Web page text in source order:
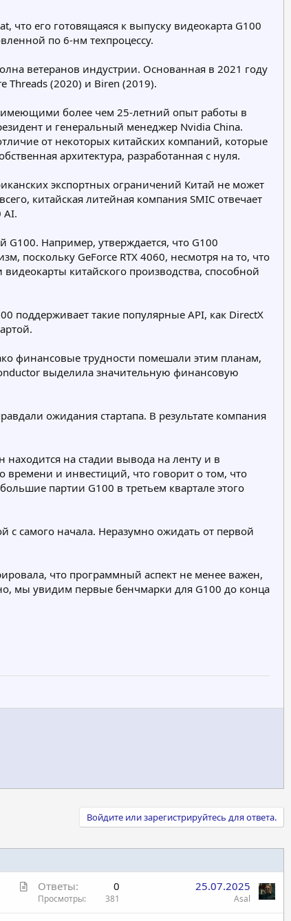
р
что его готовящаяся к выпуску видеокарта G100
по 6-нм техпроцессу.
ветеранов индустрии. Основанная в 2021 году
Threads (2020) и Biren (2019).
имеющими более чем 25-летний опыт работы в
и генеральный менеджер Nvidia China.
от некоторых китайских компаний, которые
архитектура, разработанная с нуля.
экспортных ограничений Китай не может
китайская литейная компания SMIC отвечает
AI.
Например, утверждается, что G100
поскольку GeForce RTX 4060, несмотря на то, что
китайского производства, способной
поддерживает такие популярные API, как DirectX
финансовые трудности помешали этим планам,
выделила значительную финансовую
ожидания стартапа. В результате компания
на стадии вывода на ленту и в
времени и инвестиций, что говорит о том, что
партии G100 в третьем квартале этого
с самого начала. Неразумно ожидать от первой
что программный аспект не менее важен,
мы увидим первые бенчмарки для G100 до конца
Войдите или зарегистрируйтесь для ответа.
С
Ответы 0
Просмотры 381
25.07.2025
Asal